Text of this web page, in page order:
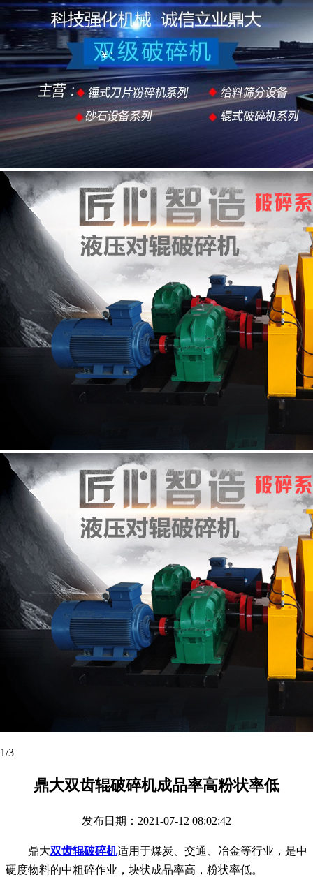
2/3
鼎大双齿辊破碎机成品率高粉状率低
发布日期：2021-07-12 08:02:42
鼎大双齿辊破碎机适用于煤炭、交通、冶金等行业，是中
硬度物料的中粗碎作业，块状成品率高，粉状率低。